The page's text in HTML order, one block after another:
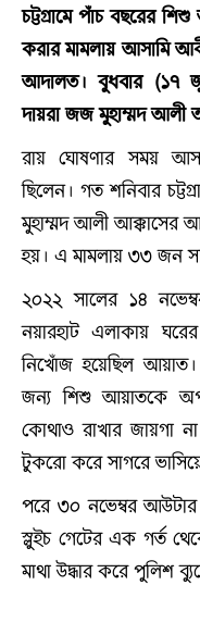
চট্টগ্রামে পাঁচ বছরের
করার মামলায় আসামি
আদালত। বুধবার (১৭
দায়রা জজ মুহাম্মদ আলী
রায় ঘোষণার সময়
ছিলেন। গত শনিবার
মুহাম্মদ আলী আক্কাসের
হয়। এ মামলায় ৩৩ জন
২০২২ সালের ১৪
নয়ারহাট এলাকায়
নিখোঁজ হয়েছিল আয়াত।
জন্য শিশু আয়াতকে
কোথাও রাখার জায়গা
টুকরো করে সাগরে
পরে ৩০ নভেম্বর
স্লুইচ গেটের এক গর্ত
মাথা উদ্ধার করে পুলিশ